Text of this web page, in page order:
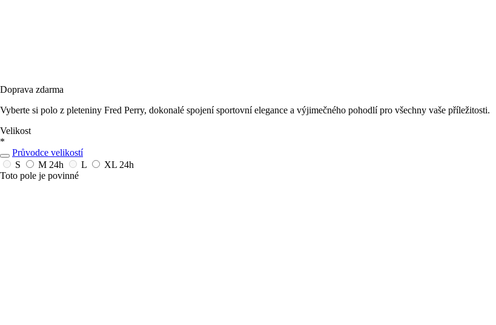
Doprava zdarma
Vyberte si polo z pleteniny Fred Perry, dokonalé spojení sportovní elegance a výjimečného pohodlí pro všechny vaše příležitosti.
Velikost
*
Průvodce velikostí
S
M 24h L XL 24h
Toto pole je povinné